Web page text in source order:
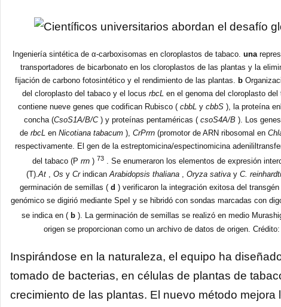
Ingeniería sintética de α-carboxisomas en cloroplastos de tabaco. una
transportadores de bicarbonato en los cloroplastos de las plantas y la
fijación de carbono fotosintético y el rendimiento de las plantas. b
del cloroplasto del tabaco y el locus rbcL en el genoma del cloroplasto
contiene nueve genes que codifican Rubisco ( cbbL y cbbS ), la proteína
concha (CsoS1A/B/C) y proteínas pentaméricas ( csoS4A/B). Los genes
de rbcLen Nicotiana tabacum), CrPrrn(promotor de ARN ribosomal en
respectivamente. El gen de la estreptomicina/espectinomicina
del tabaco (P rrn) 73. Se enumeraron los elementos de expresión
(T).At , Os y CrindicanArabidopsis thaliana , Oryza sativa y C.
germinación de semillas ( d ) verificaron la integración exitosa del
genómico se digirió mediante SpeI y se hibridó con sondas marcadas con
se indica en ( b). La germinación de semillas se realizó en medio
origen se proporcionan como un archivo de datos de origen. Crédito:
Inspirándose en la naturaleza, el equipo ha
tomado de bacterias, en células de plantas de
crecimiento de las plantas. El nuevo método